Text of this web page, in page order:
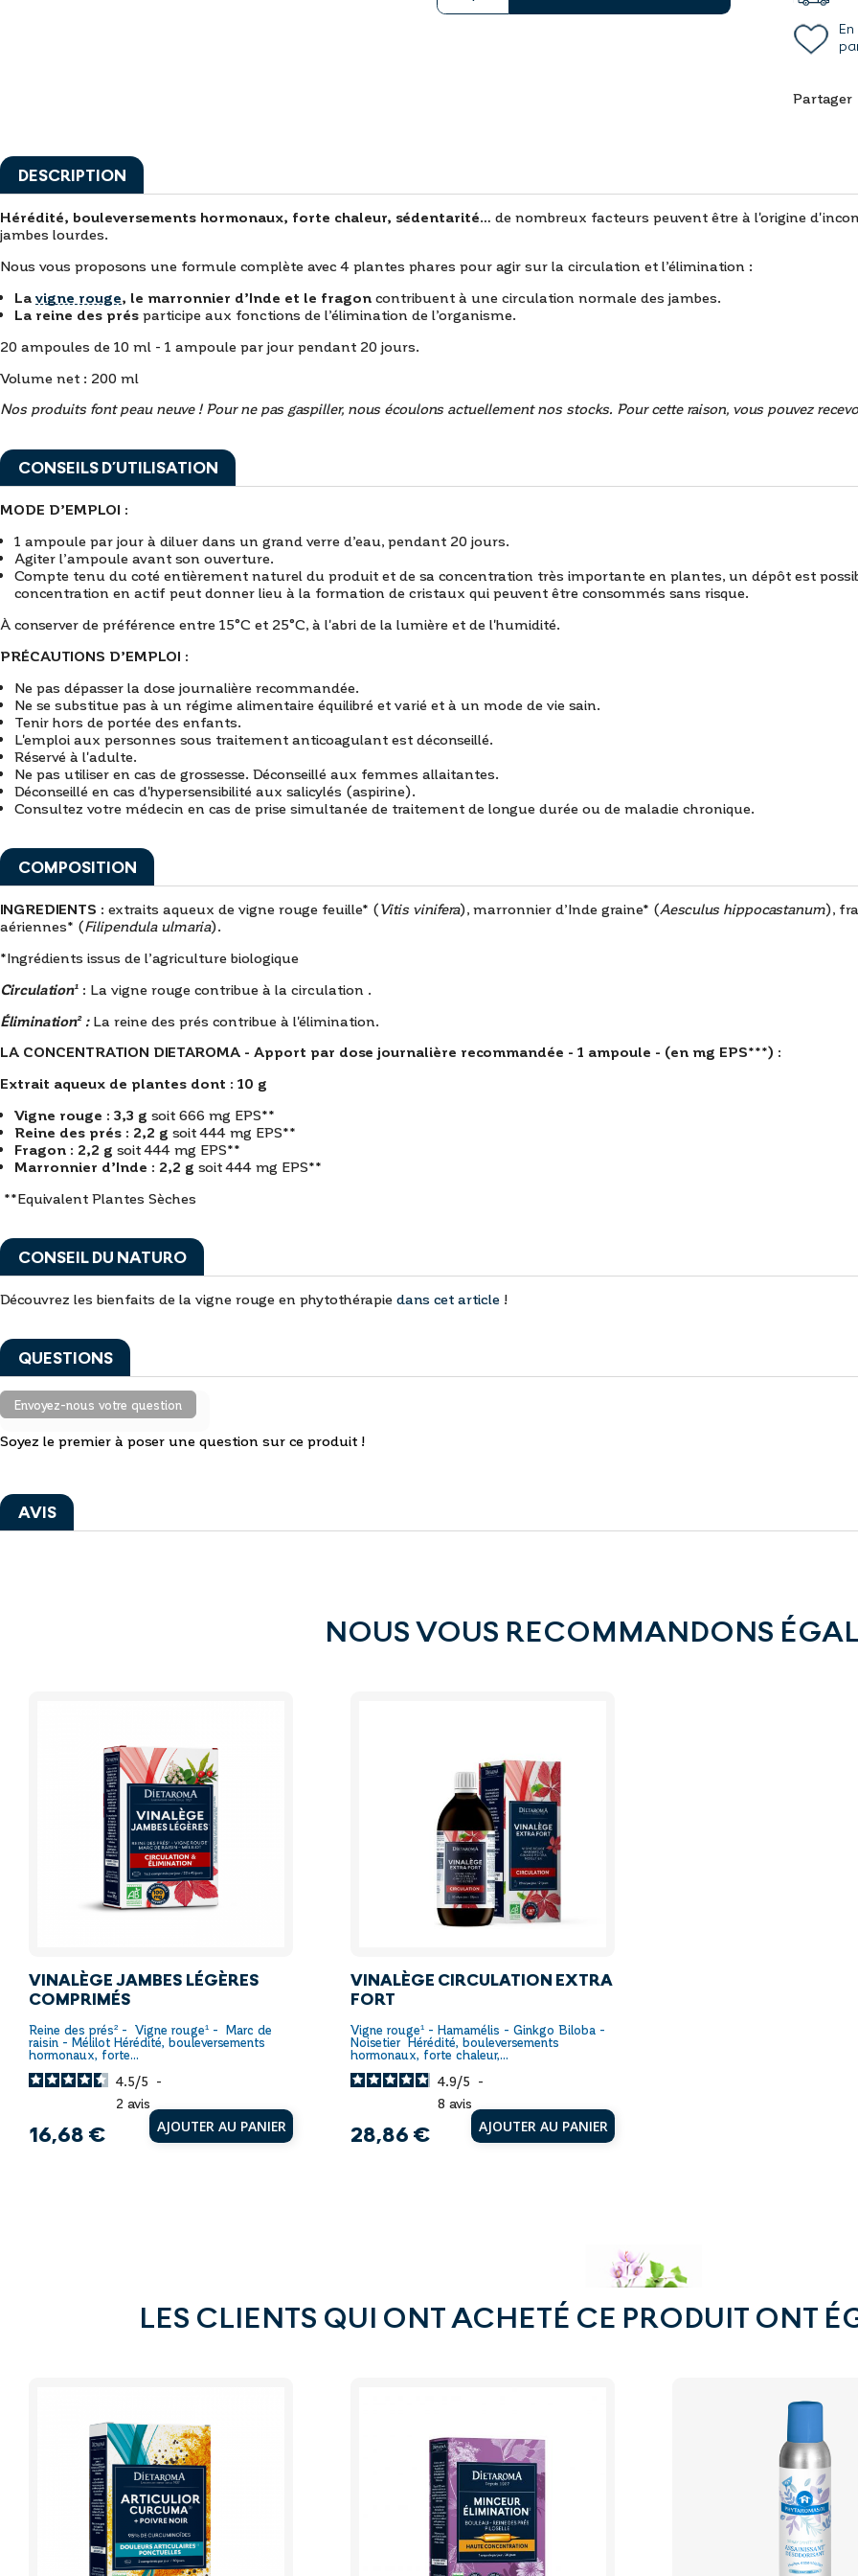
Partager
DESCRIPTION
Hérédité, bouleversements hormonaux, forte chaleur, sédentarité… de nombreux facteurs peuvent être à l'origine
jambes lourdes.
Nous vous proposons une formule complète avec 4 plantes phares pour agir sur la circulation et l’élimination :
La vigne rouge, le marronnier d’Inde et le fragon contribuent à une circulation normale des jambes.
La reine des prés participe aux fonctions de l’élimination de l’organisme.
20 ampoules de 10 ml - 1 ampoule par jour pendant 20 jours.
Volume net : 200 ml
Nos produits font peau neuve ! Pour ne pas gaspiller, nous écoulons actuellement nos stocks. Pour cette raison, vous pouvez
CONSEILS D’UTILISATION
MODE D’EMPLOI :
1 ampoule par jour à diluer dans un grand verre d’eau, pendant 20 jours.
Agiter l’ampoule avant son ouverture.
Compte tenu du coté entièrement naturel du produit et de sa concentration très importante en plantes, un dépôt est
concentration en actif peut donner lieu à la formation de cristaux qui peuvent être consommés sans risque.
À conserver de préférence entre 15°C et 25°C, à l'abri de la lumière et de l'humidité.
PRÉCAUTIONS D’EMPLOI :
Ne pas dépasser la dose journalière recommandée.
Ne se substitue pas à un régime alimentaire équilibré et varié et à un mode de vie sain.
Tenir hors de portée des enfants.
L'emploi aux personnes sous traitement anticoagulant est déconseillé.
Réservé à l'adulte.
Ne pas utiliser en cas de grossesse. Déconseillé aux femmes allaitantes.
Déconseillé en cas d'hypersensibilité aux salicylés (aspirine).
Consultez votre médecin en cas de prise simultanée de traitement de longue durée ou de maladie chronique.
COMPOSITION
INGREDIENTS : extraits aqueux de vigne rouge feuille* (Vitis vinifera), marronnier d’Inde graine* (Aesculus hippocastanum),
aériennes* (Filipendula ulmaria).
*Ingrédients issus de l’agriculture biologique
Circulation¹ : La vigne rouge contribue à la circulation .
Élimination²:La reine des prés contribue à l'élimination.
LA CONCENTRATION DIETAROMA - Apport par dose journalière recommandée - 1 ampoule - (en mg EPS***) :
Extrait aqueux de plantes dont : 10 g
Vigne rouge : 3,3 g soit 666 mg EPS**
Reine des prés : 2,2 g soit 444 mg EPS**
Fragon : 2,2 g soit 444 mg EPS**
Marronnier d’Inde : 2,2 g soit 444 mg EPS**
**Equivalent Plantes Sèches
CONSEIL DU NATURO
Découvrez les bienfaits de la vigne rouge en phytothérapie dans cet article !
QUESTIONS
Envoyez-nous votre question
Soyez le premier à poser une question sur ce produit !
AVIS
NOUS VOUS RECOMMANDONS
VINALÈGE JAMBES LÉGÈRES
COMPRIMÉS
Reine des prés² - Vigne rouge¹ - Marc de
raisin - Mélilot Hérédité, bouleversements
hormonaux, forte...
Prix
16,68 € AJOUTER AU PANIER
4.5/5 -
2 avis
VINALÈGE CIRCULATION EXTRA
FORT
Vigne rouge¹ - Hamamélis - Ginkgo Biloba -
Noisetier Hérédité, bouleversements
hormonaux, forte chaleur,...
Prix
28,86 € AJOUTER AU PANIER
4.9/5 -
8 avis
LES CLIENTS QUI ONT ACHETÉ CE PRODUIT ONT